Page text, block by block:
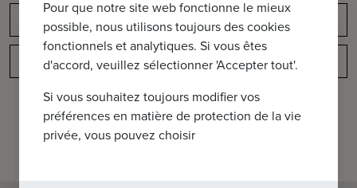
Obligation de déclaration
Disposition
Pour que notre site web fonctionne le mieux
possible, nous utilisons toujours des cookies
fonctionnels et analytiques. Si vous êtes
d'accord, veuillez sélectionner 'Accepter tout'.
Si vous souhaitez toujours modifier vos
préférences en matière de protection de la vie
privée, vous pouvez choisir